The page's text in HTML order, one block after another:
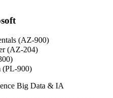
(AZ-900)
(AZ-204)
(PL-900)
Big Data & IA